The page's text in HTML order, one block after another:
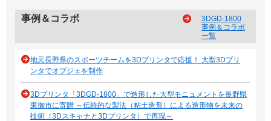
事例＆コラボ
3DGD-1800
事例＆コラボ
一覧
地元長野県のスポーツチームを3Dプリンタで応援！ 大型3Dプリ
ンタでオブジェを制作
3Dプリンタ「3DGD-1800」で造形した大型モニュメントを長野県
東御市に寄贈 ～伝統的な製法（粘土造形）による造形物を未来の
技術（3Dスキャナと3Dプリンタ）で再現～